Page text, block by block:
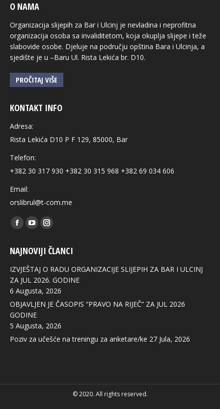
O NAMA
Organizacija slijepih za Bar i Ulcinj je nevladina i neprofitna
organizacija osoba sa invaliditetom, koja okuplja slijepe i teže
slabovide osobe. Djeluje na području opština Bara i Ulcinja, a
sjedište je u –Baru Ul. Rista Lekića br. D10.
PROČITAJ VIŠE
KONTAKT INFO
Adresa:
Rista Lekića D10 P F 129, 85000, Bar
Telefon:
+382 30 317 930 +382 30 315 968 +382 69 034 606
Email:
orslibrul@t-com.me
Find us on:
Facebook
opens
in
new
window
YouTube
opens
in
new
window
Instagram
opens
in
new
window
NAJNOVIJI ČLANCI
IZVJEŠTAJ O RADU ORGANIZACIJE SLIJEPIH ZA BAR I ULCINJ
ZA JUL 2026. GODINE
6 Augusta, 2026
OBJAVLJEN JE ČASOPIS “PRAVO NA RIJEČ” ZA JUL 2026
GODINE
5 Augusta, 2026
Poziv za učešće na treningu za anketare/ke 27 Jula, 2026
© 2020. All rights reserved.